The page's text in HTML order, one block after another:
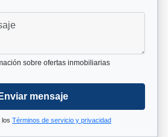
sobre ofertas inmobiliarias
Enviar mensaje
los Términos de servicio y privacidad